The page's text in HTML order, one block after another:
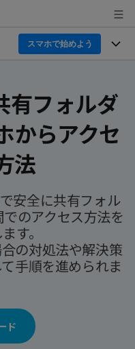
スマホで始めよう
AI
！確実な復元技術と安
完全復元
ログイン
有フォルダ
からアクセ
法
安全に共有フォル
のアクセス方法を
す。
の対処法や解決策
手順を進められま
ド